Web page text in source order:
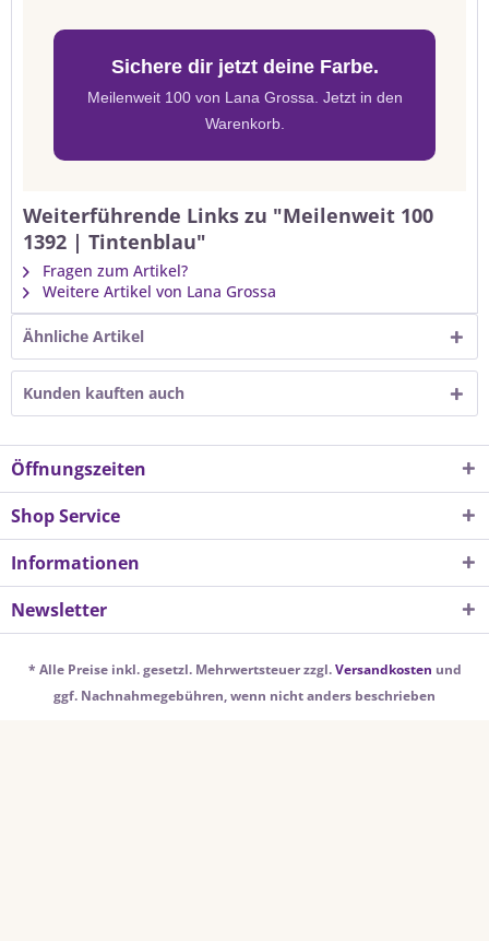
Sichere dir jetzt deine Farbe.
Meilenweit 100 von Lana Grossa. Jetzt in den
Warenkorb.
Weiterführende Links zu "Meilenweit 100
1392 | Tintenblau"
Fragen zum Artikel?
Weitere Artikel von Lana Grossa
Ähnliche Artikel
Kunden kauften auch
Öffnungszeiten
Shop Service
Informationen
Newsletter
* Alle Preise inkl. gesetzl. Mehrwertsteuer zzgl.Versandkosten und
ggf. Nachnahmegebühren, wenn nicht anders beschrieben